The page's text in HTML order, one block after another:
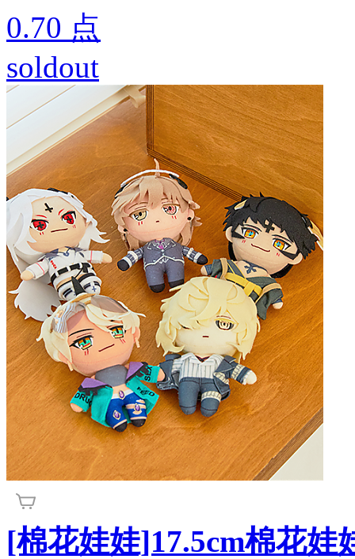
0.70 点
soldout
[棉花娃娃]17.5cm棉花娃